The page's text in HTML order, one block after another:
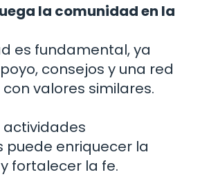
la comunidad en la
es fundamental, ya
consejos y una red
valores similares.
actividades
puede enriquecer la
fortalecer la fe.